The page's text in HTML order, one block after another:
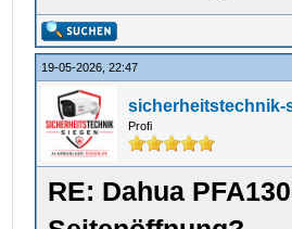
19-05-2026, 22:47
sicherheitstechnik-
Profi
RE: Dahua